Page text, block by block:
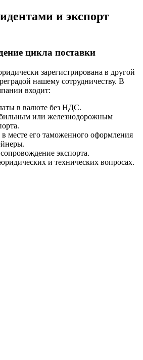
и экспорт
цикла поставки
зарегистрирована в другой
нашему сотрудничеству. В
входит:
в валюте без НДС.
или железнодорожным
месте его таможенного оформления
экспорта.
и технических вопросах.